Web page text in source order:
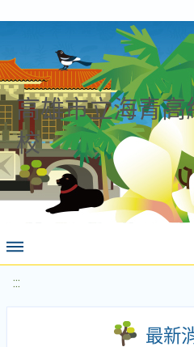
高雄市立海青
校
:::
最新